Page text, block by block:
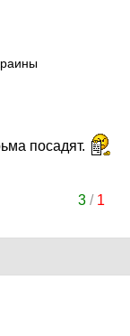
посадят.
3/ 1